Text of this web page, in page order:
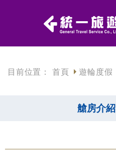
目前位置： 首頁 遊輪度假
艙房介紹